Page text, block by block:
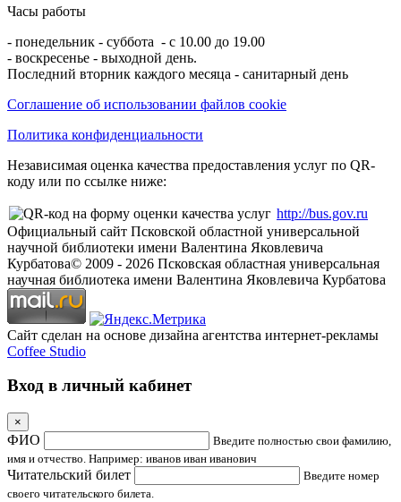
Часы работы
- понедельник - суббота - с 10.00 до 19.00
- воскресенье - выходной день.
Последний вторник каждого месяца - санитарный день
Соглашение об использовании файлов cookie
Политика конфиденциальности
Независимая оценка качества предоставления услуг по QR-
коду или по ссылке ниже:
http://bus.gov.ru
Официальный сайт Псковской областной универсальной
научной библиотеки имени Валентина Яковлевича
Курбатова© 2009 - 2026 Псковская областная универсальная
научная библиотека имени Валентина Яковлевича Курбатова
Сайт сделан на основе дизайна агентства интернет-рекламы
Coffee Studio
Вход в личный кабинет
×
ФИО
Введите полностью свои фамилию,
имя и отчество. Например: иванов иван иванович
Читательский билет
Введите номер
своего читательского билета.